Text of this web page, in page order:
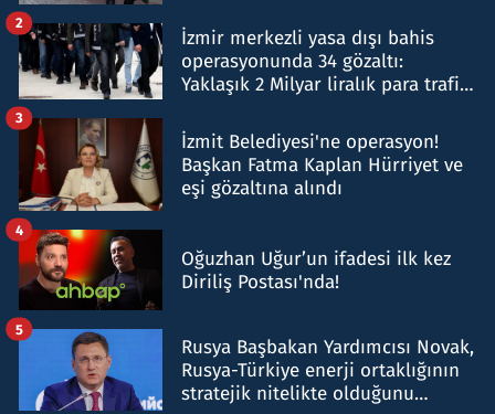
İzmir merkezli yasa dışı bahis
operasyonunda 34 gözaltı:
Yaklaşık 2 Milyar liralık para trafiği
2
İzmit Belediyesi'ne operasyon!
Başkan Fatma Kaplan Hürriyet ve
eşi gözaltına alındı
3
Oğuzhan Uğur’un ifadesi ilk kez
Diriliş Postası'nda!
4
Rusya Başbakan Yardımcısı Novak,
Rusya-Türkiye enerji ortaklığının
stratejik nitelikte olduğunu
5